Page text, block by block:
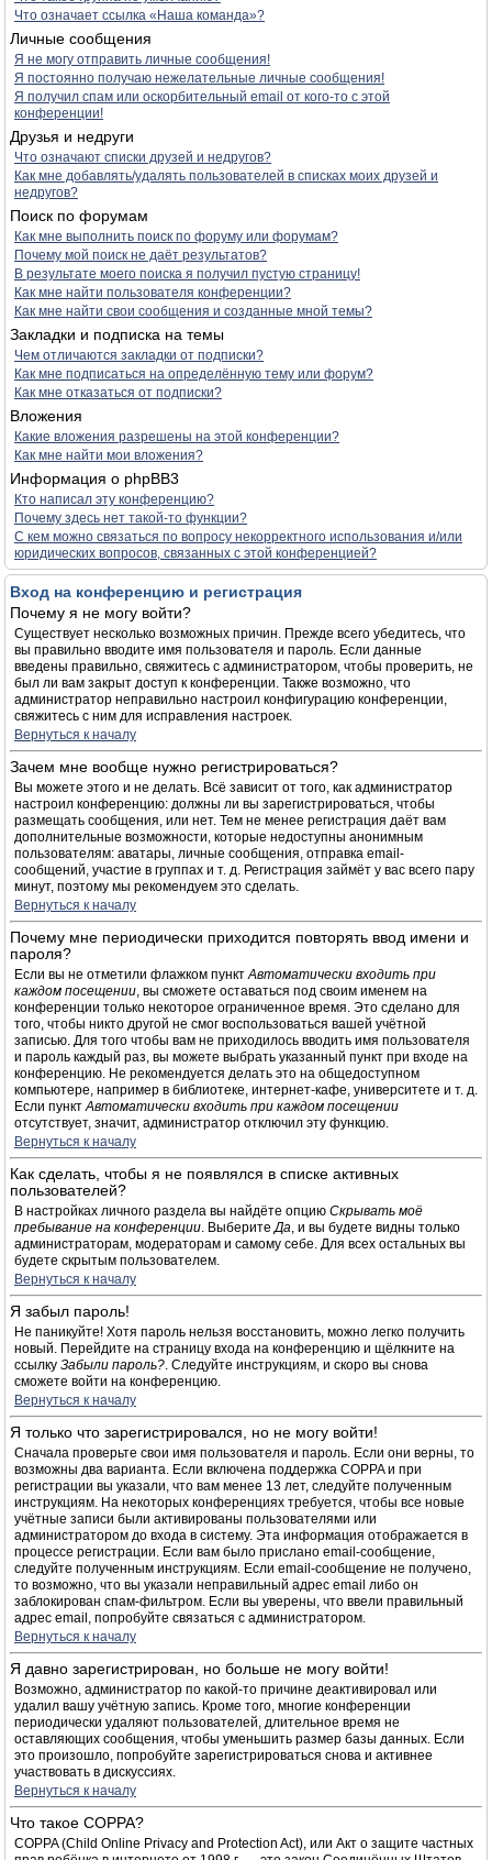
Что означает ссылка «Наша команда»?
Личные сообщения
Я не могу отправить личные сообщения!
Я постоянно получаю нежелательные личные сообщения!
Я получил спам или оскорбительный email от кого-то с этой
конференции!
Друзья и недруги
Что означают списки друзей и недругов?
Как мне добавлять/удалять пользователей в списках моих друзей и
недругов?
Поиск по форумам
Как мне выполнить поиск по форуму или форумам?
Почему мой поиск не даёт результатов?
В результате моего поиска я получил пустую страницу!
Как мне найти пользователя конференции?
Как мне найти свои сообщения и созданные мной темы?
Закладки и подписка на темы
Чем отличаются закладки от подписки?
Как мне подписаться на определённую тему или форум?
Как мне отказаться от подписки?
Вложения
Какие вложения разрешены на этой конференции?
Как мне найти мои вложения?
Информация о phpBB3
Кто написал эту конференцию?
Почему здесь нет такой-то функции?
С кем можно связаться по вопросу некорректного использования и/или
юридических вопросов, связанных с этой конференцией?
Вход на конференцию и регистрация
Почему я не могу войти?
Существует несколько возможных причин. Прежде всего убедитесь, что
вы правильно вводите имя пользователя и пароль. Если данные
введены правильно, свяжитесь с администратором, чтобы проверить, не
был ли вам закрыт доступ к конференции. Также возможно, что
администратор неправильно настроил конфигурацию конференции,
свяжитесь с ним для исправления настроек.
Вернуться к началу
Зачем мне вообще нужно регистрироваться?
Вы можете этого и не делать. Всё зависит от того, как администратор
настроил конференцию: должны ли вы зарегистрироваться, чтобы
размещать сообщения, или нет. Тем не менее регистрация даёт вам
дополнительные возможности, которые недоступны анонимным
пользователям: аватары, личные сообщения, отправка email-
сообщений, участие в группах и т. д. Регистрация займёт у вас всего пару
минут, поэтому мы рекомендуем это сделать.
Вернуться к началу
Почему мне периодически приходится повторять ввод имени и
пароля?
Если вы не отметили флажком пунктАвтоматически входить при
каждом посещении, вы сможете оставаться под своим именем на
конференции только некоторое ограниченное время. Это сделано для
того, чтобы никто другой не смог воспользоваться вашей учётной
записью. Для того чтобы вам не приходилось вводить имя пользователя
и пароль каждый раз, вы можете выбрать указанный пункт при входе на
конференцию. Не рекомендуется делать это на общедоступном
компьютере, например в библиотеке, интернет-кафе, университете и т. д.
Если пунктАвтоматически входить при каждом посещении
отсутствует, значит, администратор отключил эту функцию.
Вернуться к началу
Как сделать, чтобы я не появлялся в списке активных
пользователей?
В настройках личного раздела вы найдёте опцию Скрывать моё
пребывание на конференции. ВыберитеДа, и вы будете видны только
администраторам, модераторам и самому себе. Для всех остальных вы
будете скрытым пользователем.
Вернуться к началу
Я забыл пароль!
Не паникуйте! Хотя пароль нельзя восстановить, можно легко получить
новый. Перейдите на страницу входа на конференцию и щёлкните на
ссылку Забыли пароль?. Следуйте инструкциям, и скоро вы снова
сможете войти на конференцию.
Вернуться к началу
Я только что зарегистрировался, но не могу войти!
Сначала проверьте свои имя пользователя и пароль. Если они верны, то
возможны два варианта. Если включена поддержка COPPA и при
регистрации вы указали, что вам менее 13 лет, следуйте полученным
инструкциям. На некоторых конференциях требуется, чтобы все новые
учётные записи были активированы пользователями или
администратором до входа в систему. Эта информация отображается в
процессе регистрации. Если вам было прислано email-сообщение,
следуйте полученным инструкциям. Если email-сообщение не получено,
то возможно, что вы указали неправильный адрес email либо он
заблокирован спам-фильтром. Если вы уверены, что ввели правильный
адрес email, попробуйте связаться с администратором.
Вернуться к началу
Я давно зарегистрирован, но больше не могу войти!
Возможно, администратор по какой-то причине деактивировал или
удалил вашу учётную запись. Кроме того, многие конференции
периодически удаляют пользователей, длительное время не
оставляющих сообщения, чтобы уменьшить размер базы данных. Если
это произошло, попробуйте зарегистрироваться снова и активнее
участвовать в дискуссиях.
Вернуться к началу
Что такое COPPA?
COPPA (Child Online Privacy and Protection Act), или Акт о защите частных